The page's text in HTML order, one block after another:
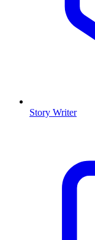
Story Writer